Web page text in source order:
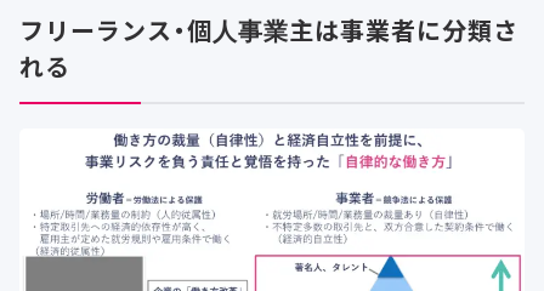
フリーランス・個人事業主は事業者に分類さ
れる